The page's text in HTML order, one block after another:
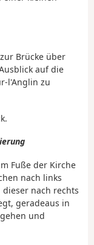
Brücke über
auf die
l'Anglin zu
Fuße der Kirche
nach links
nach rechts
geradeaus in
und